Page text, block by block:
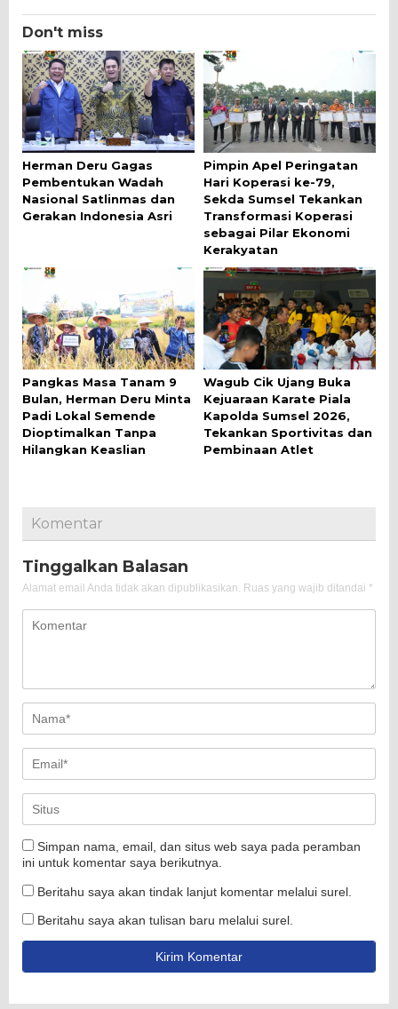
Don't miss
Herman Deru Gagas
Pembentukan Wadah
Nasional Satlinmas dan
Gerakan Indonesia Asri
Pimpin Apel Peringatan
Hari Koperasi ke-79,
Sekda Sumsel Tekankan
Transformasi Koperasi
sebagai Pilar Ekonomi
Kerakyatan
Pangkas Masa Tanam 9
Bulan, Herman Deru Minta
Padi Lokal Semende
Dioptimalkan Tanpa
Hilangkan Keaslian
Wagub Cik Ujang Buka
Kejuaraan Karate Piala
Kapolda Sumsel 2026,
Tekankan Sportivitas dan
Pembinaan Atlet
Komentar
Tinggalkan Balasan
Alamat email Anda tidak akan dipublikasikan. Ruas yang wajib ditandai *
Simpan nama, email, dan situs web saya pada peramban
ini untuk komentar saya berikutnya.
Beritahu saya akan tindak lanjut komentar melalui surel.
Beritahu saya akan tulisan baru melalui surel.